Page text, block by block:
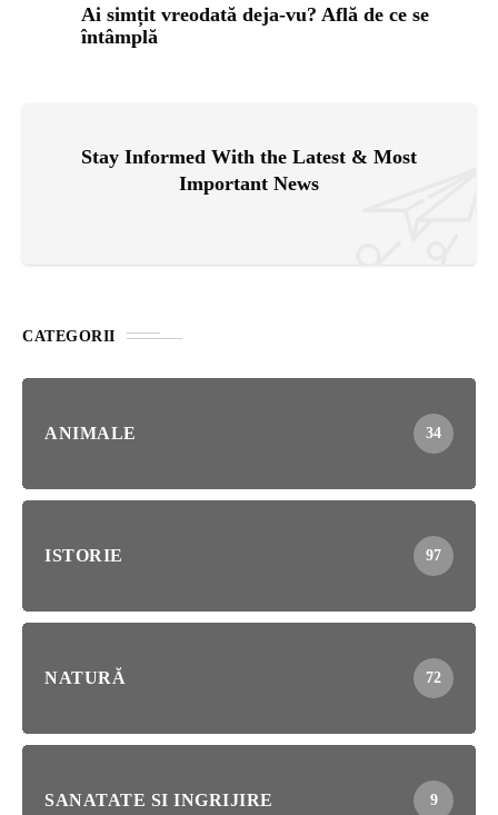
Ai simțit vreodată deja-vu? Află de ce se
întâmplă
Stay Informed With the Latest & Most
Important News
CATEGORII
ANIMALE 34
ISTORIE 97
NATURĂ 72
SANATATE SI INGRIJIRE 9